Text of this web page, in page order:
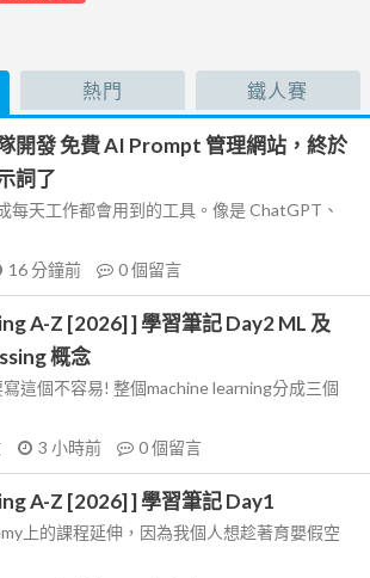
熱門 鐵人賽
開發 免費 AI Prompt 管理網站，終於
詞了
每天工作都會用到的工具。像是 ChatGPT、
16 分鐘前 0個留言
A-Z [2026] ] 學習筆記 Day2 ML 及
概念
這個不容易! 整個machine learning分成三個
3 小時前 0個留言
A-Z [2026] ] 學習筆記 Day1
上的課程延伸，因為我個人想趁著育嬰假空